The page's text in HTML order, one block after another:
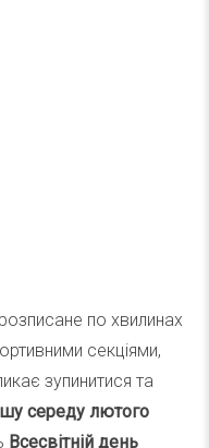
по хвилинах
секціями,
зупинитися та
середу лютого
Всесвітній день